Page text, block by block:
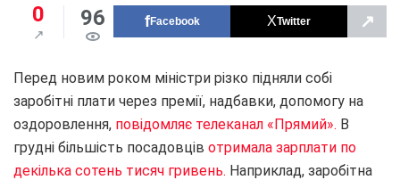
0 96 Facebook Twitter ↗
Перед новим роком міністри різко підняли собі
заробітні плати через премії, надбавки, допомогу на
оздоровлення, повідомляє телеканал «Прямий». В
грудні більшість посадовців отримала зарплати по
декілька сотень тисяч гривень. Наприклад, заробітна